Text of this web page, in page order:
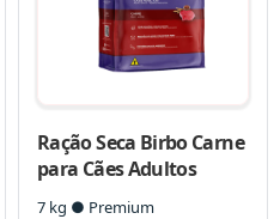
Ração Seca Birbo Carne
para Cães Adultos
7 kg ● Premium